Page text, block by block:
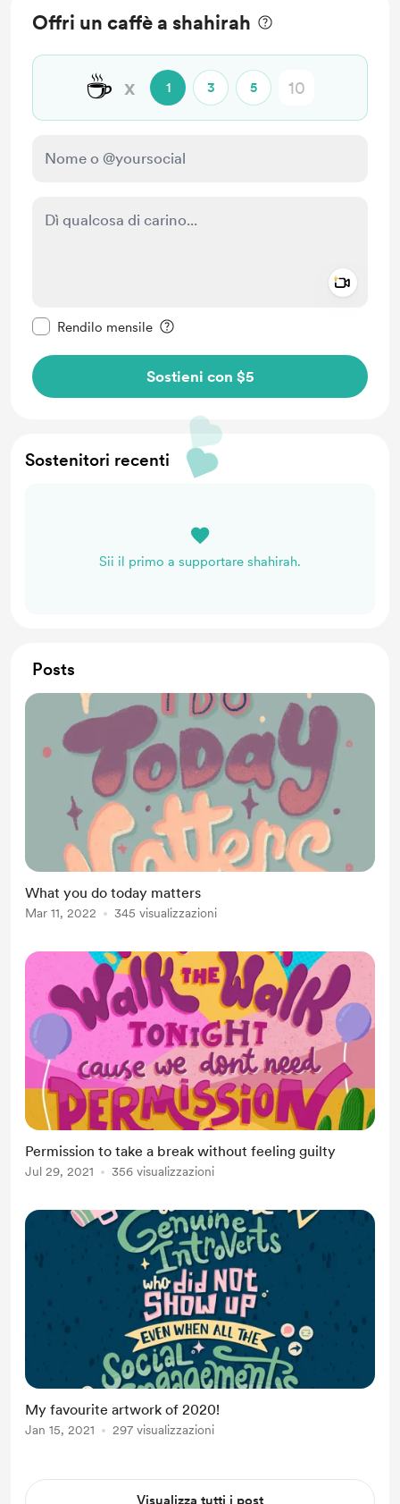
Offri un caffè a shahirah
☕ x 1 3 5
Rendilo mensile
Sostieni con $5
Sostenitori recenti
Sii il primo a supportare shahirah.
Posts
What you do today matters
Mar 11, 2022 345 visualizzazioni
Permission to take a break without feeling guilty
Jul 29, 2021 356 visualizzazioni
My favourite artwork of 2020!
Jan 15, 2021 297 visualizzazioni
Visualizza tutti i post